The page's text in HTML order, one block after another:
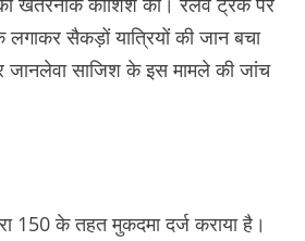
सैकड़ों यात्रियों की जान बचा
साजिश के इस मामले की जांच
150 के तहत मुकदमा दर्ज कराया है।